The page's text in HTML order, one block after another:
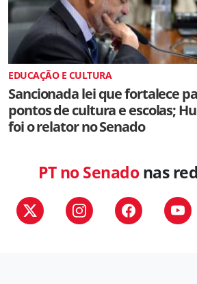
EDUCAÇÃO E CULTURA
Sancionada lei que fortalece
pontos de cultura e escolas;
foi o relator no Senado
PT no Senadonas